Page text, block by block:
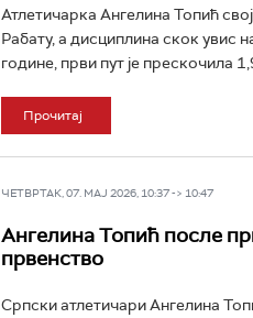
Атлетичарка Ангелина Топић
Рабату, а дисциплина скок увис
године, први пут је прескочила
Прочитај
ЧЕТВРТАК, 07. МАЈ 2026, 10:37 -> 10:47
Ангелина Топић после
првенство
Српски атлетичари Ангелина